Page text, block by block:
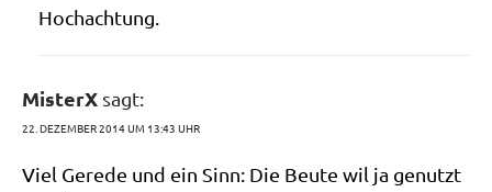
Hochachtung.
MisterX sagt:
22. DEZEMBER 2014 UM 13:43 UHR
Viel Gere­de und ein Sinn: Die Beu­te wil ja genutzt